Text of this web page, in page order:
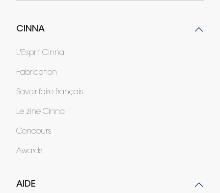
CINNA
L'Esprit Cinna
Fabrication
Savoir-faire français
Le zine Cinna
Concours
Awards
AIDE